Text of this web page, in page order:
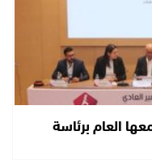
العام برئاسة